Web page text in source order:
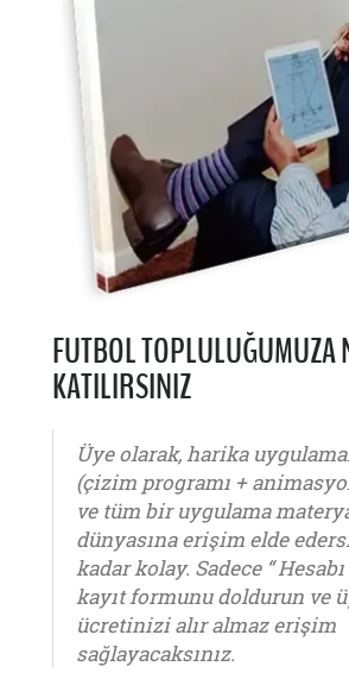
FUTBOL TOPLULUĞUMUZA
KATILIRSINIZ
Üye olarak, harika
(çizim programı +
ve tüm bir uygulama
dünyasına erişim elde
kadar kolay. Sadece “ Hesabı
kayıt formunu doldurun ve
ücretinizi alır almaz erişim
sağlayacaksınız.